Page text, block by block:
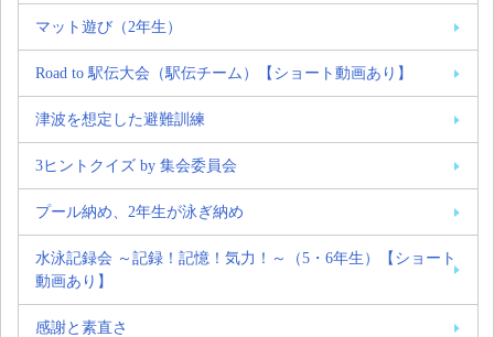
マット遊び（2年生）
Road to 駅伝大会（駅伝チーム）【ショート動画あり】
津波を想定した避難訓練
3ヒントクイズ by 集会委員会
プール納め、2年生が泳ぎ納め
水泳記録会 ～記録！記憶！気力！～（5・6年生）【ショート
動画あり】
感謝と素直さ